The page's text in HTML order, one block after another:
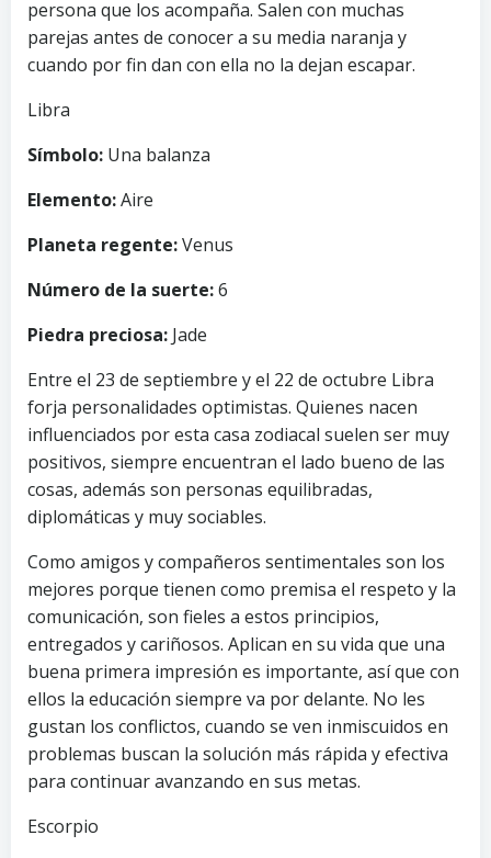
persona que los acompaña. Salen con muchas
parejas antes de conocer a su media naranja y
cuando por fin dan con ella no la dejan escapar.
Libra
Símbolo: Una balanza
Elemento:Aire
Planeta regente:Venus
Número de la suerte:6
Piedra preciosa: Jade
Entre el 23 de septiembre y el 22 de octubre Libra
forja personalidades optimistas. Quienes nacen
influenciados por esta casa zodiacal suelen ser muy
positivos, siempre encuentran el lado bueno de las
cosas, además son personas equilibradas,
diplomáticas y muy sociables.
Como amigos y compañeros sentimentales son los
mejores porque tienen como premisa el respeto y la
comunicación, son fieles a estos principios,
entregados y cariñosos. Aplican en su vida que una
buena primera impresión es importante, así que con
ellos la educación siempre va por delante. No les
gustan los conflictos, cuando se ven inmiscuidos en
problemas buscan la solución más rápida y efectiva
para continuar avanzando en sus metas.
Escorpio